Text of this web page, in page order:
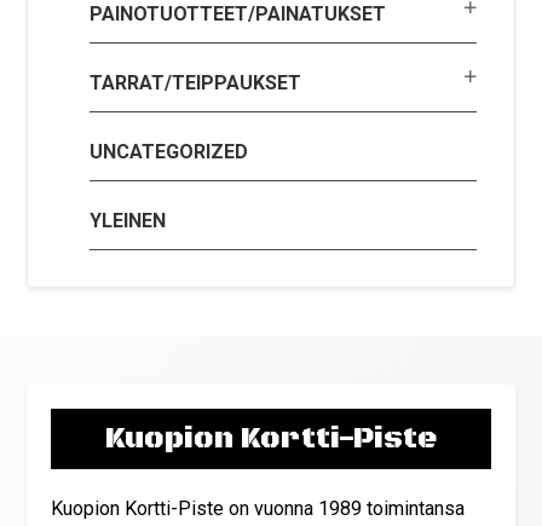
PAINOTUOTTEET/PAINATUKSET
TARRAT/TEIPPAUKSET
UNCATEGORIZED
YLEINEN
Kuopion Kortti-Piste
Kuopion Kortti-Piste on vuonna 1989 toimintansa